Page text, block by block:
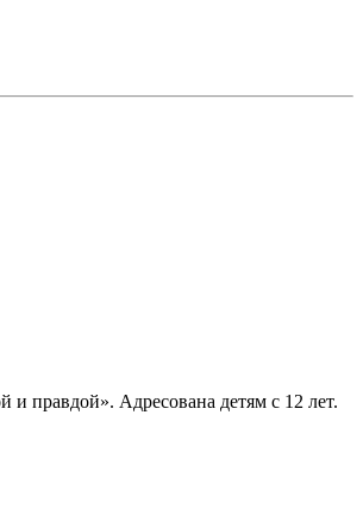
и правдой». Адресована детям с 12 лет.